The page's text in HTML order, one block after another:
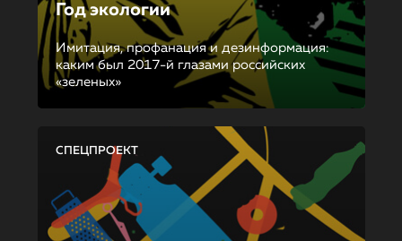
Год экологии
Имитация, профанация и дезинформация:
каким был 2017-й глазами российских
«зеленых»
СПЕЦПРОЕКТ